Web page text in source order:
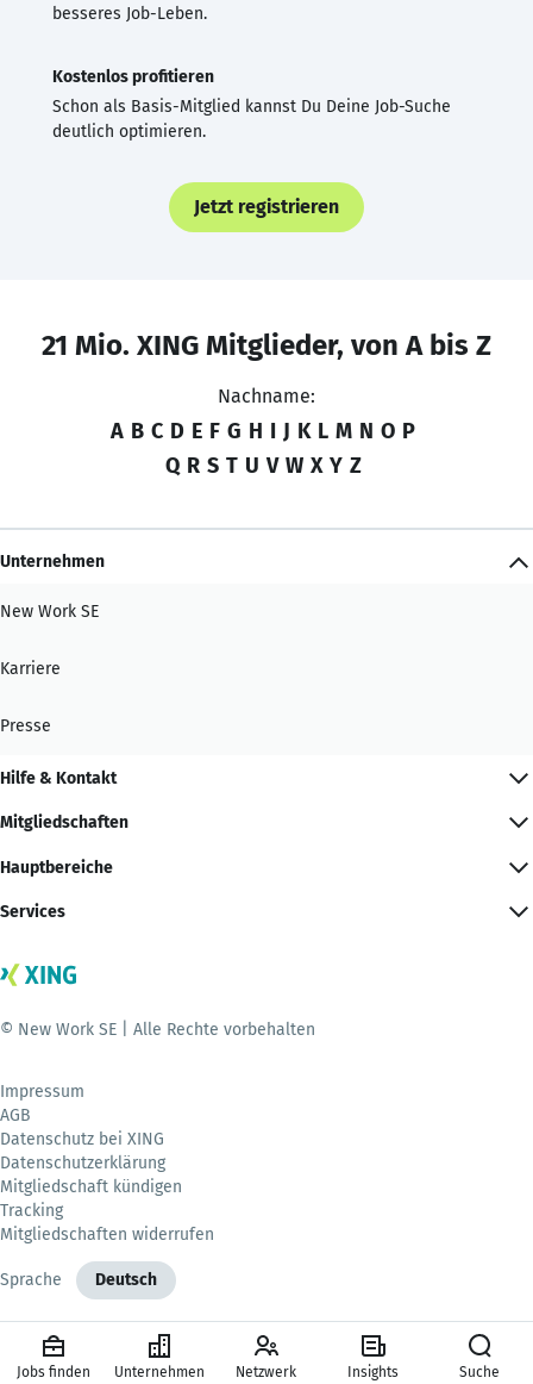
besseres Job-Leben.
Kostenlos profitieren
Schon als Basis-Mitglied kannst Du Deine Job-Suche
deutlich optimieren.
Jetzt registrieren
21 Mio. XING Mitglieder, von A bis Z
Nachname:
A B C D E F G H I J K L M N O P
Q R S T U V W X Y Z
Unternehmen
New Work SE
Karriere
Presse
Hilfe & Kontakt
Mitgliedschaften
Hauptbereiche
Services
© New Work SE | Alle Rechte vorbehalten
Impressum
AGB
Datenschutz bei XING
Datenschutzerklärung
Mitgliedschaft kündigen
Tracking
Mitgliedschaften widerrufen
Sprache Deutsch
Jobs finden Unternehmen Netzwerk Insights Suche